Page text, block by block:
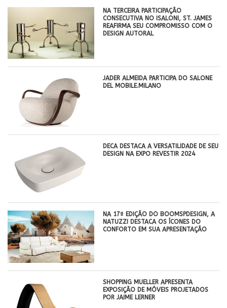
NA TERCEIRA PARTICIPAÇÃO
CONSECUTIVA NO ISALONI, ST. JAMES
REAFIRMA SEU COMPROMISSO COM O
DESIGN AUTORAL
JADER ALMEIDA PARTICIPA DO SALONE
DEL MOBILE.MILANO
DECA DESTACA A VERSATILIDADE DE SEU
DESIGN NA EXPO REVESTIR 2024
NA 17ª EDIÇÃO DO BOOMSPDESIGN, A
NATUZZI DESTACA OS ÍCONES DO
CONFORTO EM SUA APRESENTAÇÃO
SHOPPING MUELLER APRESENTA
EXPOSIÇÃO DE MÓVEIS PROJETADOS
POR JAIME LERNER